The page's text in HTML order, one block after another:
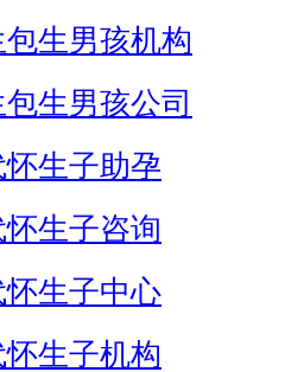
生男孩机构
生男孩公司
生子助孕
生子咨询
生子中心
生子机构